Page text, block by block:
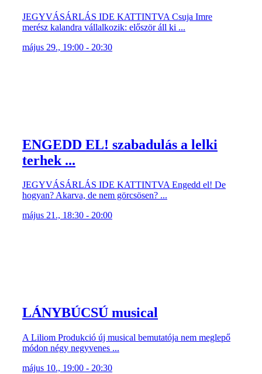
JEGYVÁSÁRLÁS IDE KATTINTVA Csuja Imre
merész kalandra vállalkozik: először áll ki ...
május 29., 19:00 - 20:30
ENGEDD EL! szabadulás a lelki
terhek ...
JEGYVÁSÁRLÁS IDE KATTINTVA Engedd el! De
hogyan? Akarva, de nem görcsösen? ...
május 21., 18:30 - 20:00
LÁNYBÚCSÚ musical
A Liliom Produkció új musical bemutatója nem meglepő
módon négy negyvenes ...
május 10., 19:00 - 20:30